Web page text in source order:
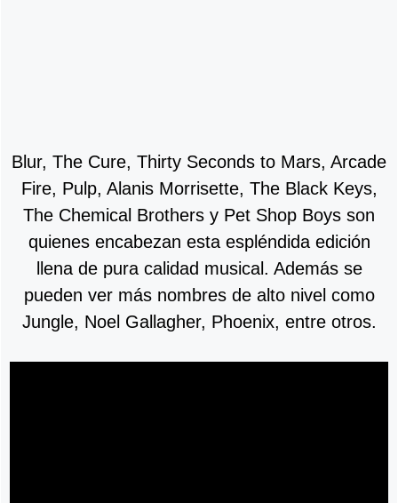
Blur, The Cure, Thirty Seconds to Mars, Arcade
Fire, Pulp, Alanis Morrisette, The Black Keys,
The Chemical Brothers y Pet Shop Boys son
quienes encabezan esta espléndida edición
llena de pura calidad musical. Además se
pueden ver más nombres de alto nivel como
Jungle, Noel Gallagher, Phoenix, entre otros.